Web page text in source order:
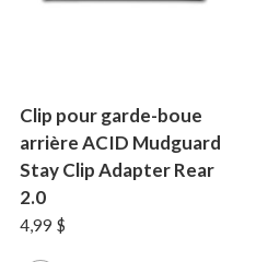
Clip pour garde-boue
arrière ACID Mudguard
Stay Clip Adapter Rear
2.0
4,99 $